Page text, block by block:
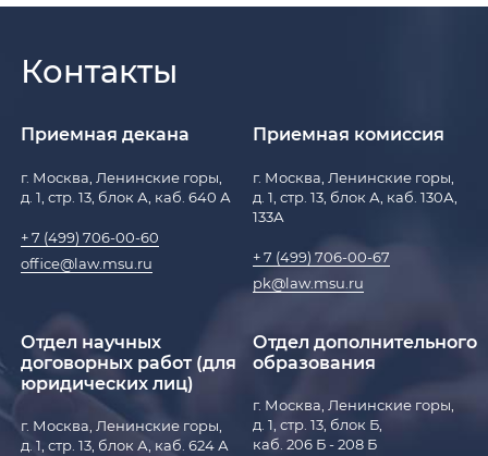
Контакты
Приемная декана
г. Москва, Ленинские горы,
д. 1, стр. 13, блок А, каб. 640 А
+ 7 (499) 706-00-60
office@law.msu.ru
Приемная комиссия
г. Москва, Ленинские горы,
д. 1, стр. 13, блок А, каб. 130А,
133А
+ 7 (499) 706-00-67
pk@law.msu.ru
Отдел научных
договорных работ (для
юридических лиц)
г. Москва, Ленинские горы,
д. 1, стр. 13, блок А, каб. 624 А
Отдел дополнительного
образования
г. Москва, Ленинские горы,
д. 1, стр. 13, блок Б,
каб. 206 Б - 208 Б